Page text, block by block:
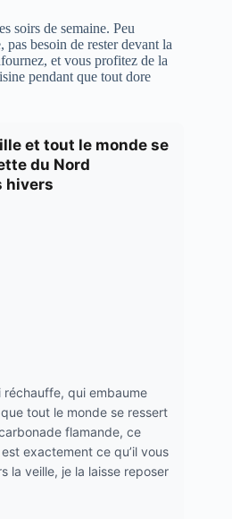
soirs de semaine. Peu
pas besoin de rester devant la
et vous profitez de la
pendant que tout dore
et tout le monde se
du Nord
hivers
qui embaume
tout le monde se ressert
flamande, ce
exactement ce qu’il vous
la veille, je la laisse reposer